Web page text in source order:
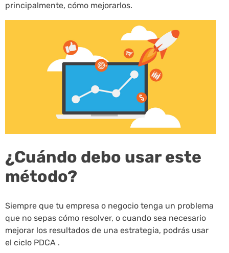
principalmente, cómo mejorarlos.
¿Cuándo debo usar este
método?
Siempre que tu empresa o negocio tenga un problema
que no sepas cómo resolver, o cuando sea necesario
mejorar los resultados de una estrategia, podrás usar
el ciclo PDCA .